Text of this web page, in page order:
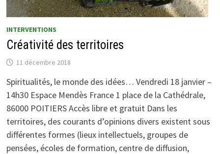
INTERVENTIONS
Créativité des territoires
11 décembre 2018
Spiritualités, le monde des idées… Vendredi 18 janvier –
14h30 Espace Mendès France 1 place de la Cathédrale,
86000 POITIERS Accès libre et gratuit Dans les
territoires, des courants d’opinions divers existent sous
différentes formes (lieux intellectuels, groupes de
pensées, écoles de formation, centre de diffusion,